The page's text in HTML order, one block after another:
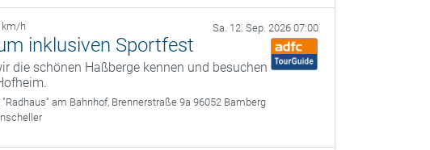
km/h Sa. 12. Sep. 2026 07:00
inklusiven Sportfest
die schönen Haßberge kennen und besuchen
am Bahnhof, Brennerstraße 9a 96052 Bamberg